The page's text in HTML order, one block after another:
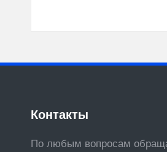
Контакты
По любым вопросам